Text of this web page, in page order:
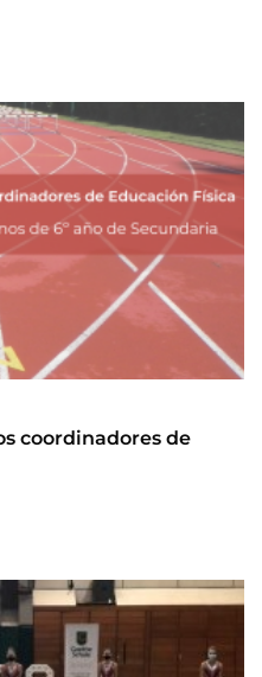
coordinadores de